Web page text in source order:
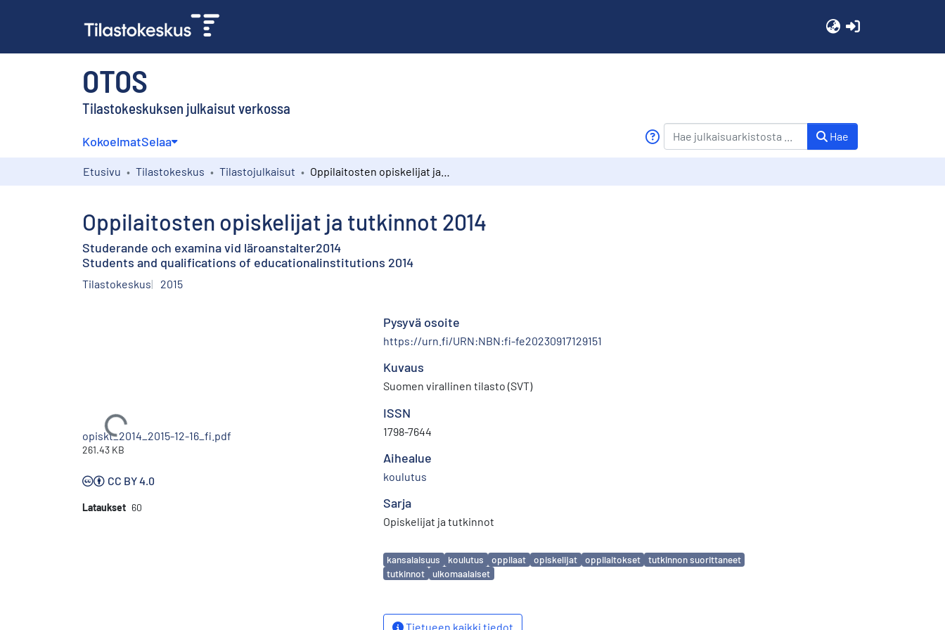
OTOS
Tilastokeskuksen julkaisut verkossa
KokoelmatSelaa Hae
Etusivu Tilastokeskus Tilastojulkaisut
Oppilaitosten opiskelijat ja tutkinnot 2014
Studerande och examina vid läroanstalter2014
Students and qualifications of educationalinstitutions 2014
Tilastokeskus 2015
Ladataan...
opiskt_2014_2015-12-16_fi.pdf
261.43 KB
CC BY 4.0
Lataukset 60
Pysyvä osoite
https://urn.fi/URN:NBN:fi-fe20230917129151
Kuvaus
Suomen virallinen tilasto (SVT)
ISSN
1798-7644
Aihealue
koulutus
Sarja
Opiskelijat ja tutkinnot
Avainsanat
kansalaisuus koulutus oppilaat opiskelijat oppilaitokset
tutkinnon suorittaneet
tutkinnot
ulkomaalaiset
Tietueen kaikki tiedot